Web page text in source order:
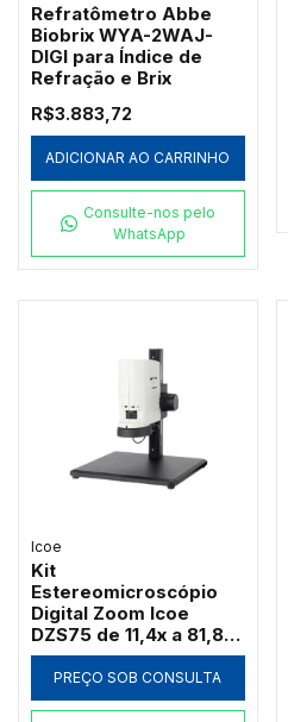
Refratômetro Abbe
Biobrix WYA-2WAJ-
DIGI para Índice de
Refração e Brix
R$3.883,72
ADICIONAR AO CARRINHO
Consulte-nos pelo
WhatsApp
Icoe
Kit
Estereomicroscópio
Digital Zoom Icoe
DZS75 de 11,4x a 81,8x
Câmera 4MP Anel LED
HDMI Wi-Fi (Sem Tela)
PREÇO SOB CONSULTA